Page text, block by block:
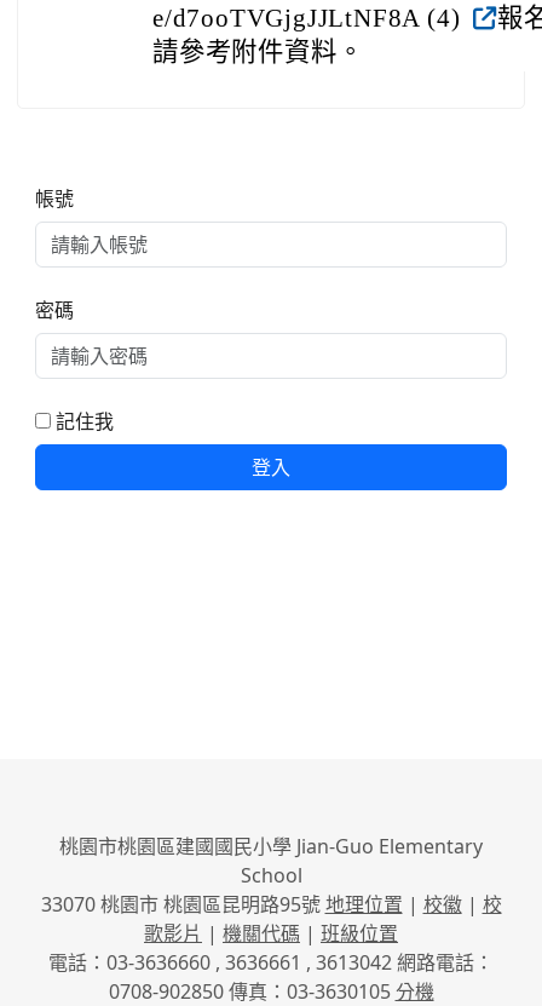
e/d7ooTVGjgJJLtNF8A (4)
報
請參考附件資料。
帳號
密碼
記住我
登入
桃園市桃園區建國國民小學 Jian-Guo Elementary
School
33070 桃園市 桃園區昆明路95號地理位置 | 校徽| 校
歌影片 | 機關代碼 | 班級位置
電話：03-3636660 , 3636661 , 3613042 網路電話：
0708-902850 傳真：03-3630105分機